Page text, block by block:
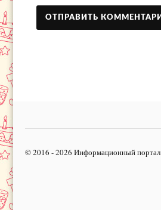
© 2016 - 2026 Информационный портал